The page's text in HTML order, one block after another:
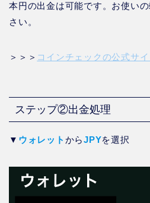
本円の出金は可能です。お使い
さい。
＞＞＞ コインチェックの公式サ
ステップ②出金処理
▼ ウォレット からJPYを選択